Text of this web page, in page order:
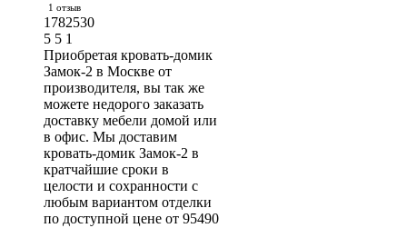
1 отзыв
1782530
5 5 1
Приобретая кровать-домик
Замок-2 в Москве от
производителя, вы так же
можете недорого заказать
доставку мебели домой или
в офис. Мы доставим
кровать-домик Замок-2 в
кратчайшие сроки в
целости и сохранности с
любым вариантом отделки
по доступной цене от 95490